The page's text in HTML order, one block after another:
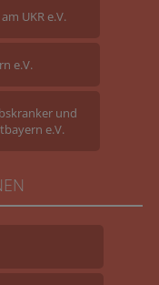
UKR e.V.
e.V.
und
e.V.